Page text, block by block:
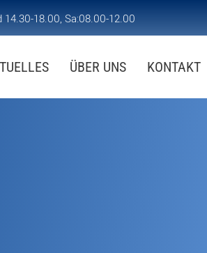
14.30-18.00, Sa:08.00-12.00
ÜBER UNS KONTAKT